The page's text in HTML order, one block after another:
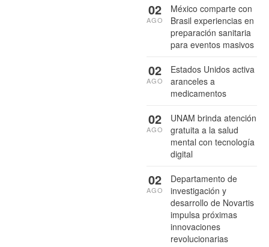
México comparte con
Brasil experiencias en
preparación sanitaria
para eventos masivos
02
AGO
Estados Unidos activa
aranceles a
medicamentos
02
AGO
UNAM brinda atención
gratuita a la salud
mental con tecnología
digital
02
AGO
Departamento de
investigación y
desarrollo de Novartis
impulsa próximas
innovaciones
revolucionarias
02
AGO